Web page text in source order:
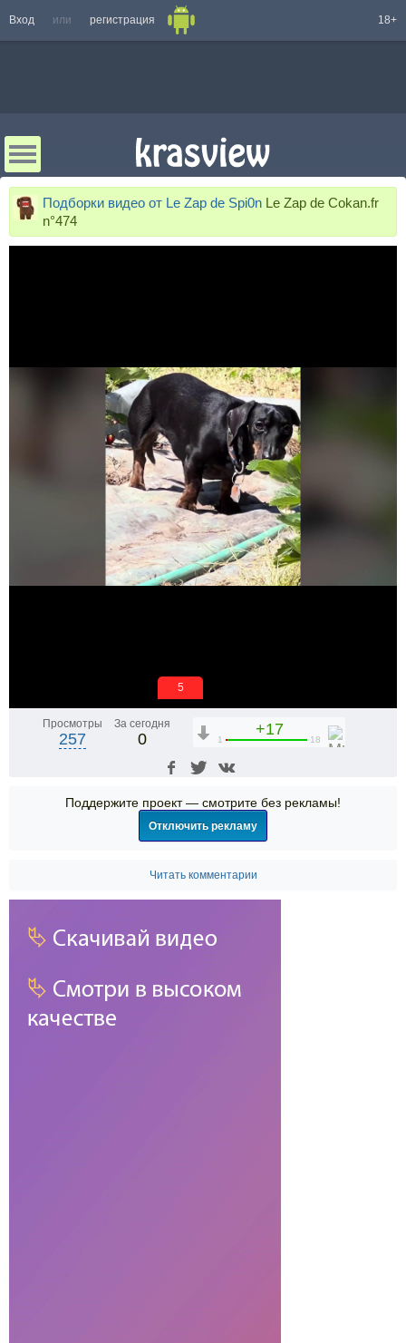
Вход или регистрация 18+
Подборки видео от Le Zap de Spi0n Le Zap de Cokan.fr
n°474
5
Просмотры
257
За сегодня
0
+17
1 18
Поддержите проект — смотрите без рекламы!
Отключить рекламу
Читать комментарии